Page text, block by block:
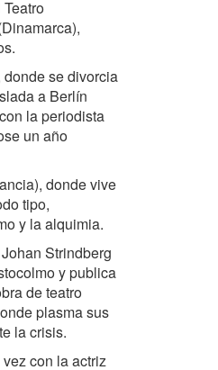
se divorcia
a Berlín
la periodista
un año
donde vive
tipo,
y la alquimia.
Strindberg
y publica
de teatro
plasma sus
la crisis.
con la actriz